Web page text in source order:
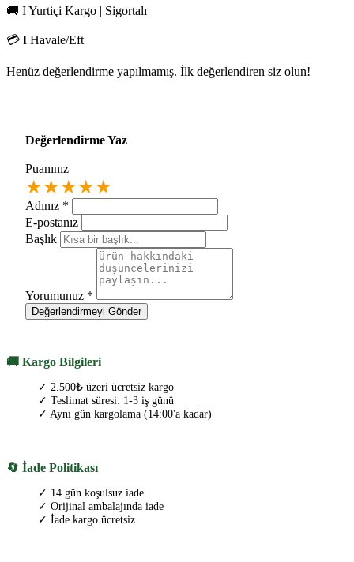
🚚 I Yurtiçi Kargo | Sigortalı
💳 I Havale/Eft
Henüz değerlendirme yapılmamış. İlk değerlendiren siz olun!
Değerlendirme Yaz
Puanınız
★★★★★
Adınız *
E-postanız
Başlık
Yorumunuz *
Değerlendirmeyi Gönder
🚚 Kargo Bilgileri
✓ 2.500₺ üzeri ücretsiz kargo
✓ Teslimat süresi: 1-3 iş günü
✓ Aynı gün kargolama (14:00'a kadar)
🔄 İade Politikası
✓ 14 gün koşulsuz iade
✓ Orijinal ambalajında iade
✓ İade kargo ücretsiz